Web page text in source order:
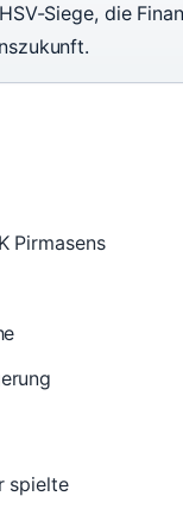
Siege, die
Pirmasens
spielte